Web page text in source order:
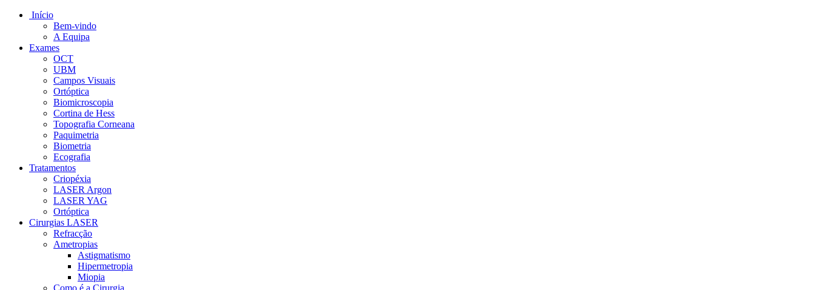
Início
Bem-vindo
A Equipa
Exames
OCT
UBM
Campos Visuais
Ortóptica
Biomicroscopia
Cortina de Hess
Topografia Corneana
Paquimetria
Biometria
Ecografia
Tratamentos
Criopéxia
LASER Argon
LASER YAG
Ortóptica
Cirurgias LASER
Refracção
Ametropias
Astigmatismo
Hipermetropia
Miopia
Como é a Cirurgia